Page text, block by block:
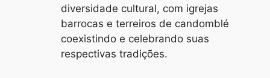
diversidade cultural, com igrejas
barrocas e terreiros de candomblé
coexistindo e celebrando suas
respectivas tradições.